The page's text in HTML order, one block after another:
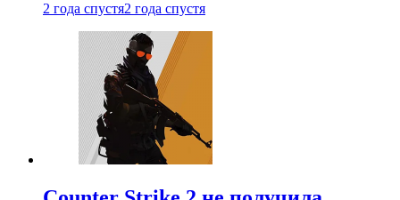
2 года спустя2 года спустя